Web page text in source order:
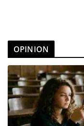
OPINION